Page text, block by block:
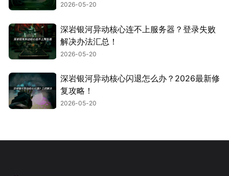
2026-05-20
深岩银河异动核心连不上服务器？登录失败
解决办法汇总！
2026-05-20
深岩银河异动核心闪退怎么办？2026最新修
复攻略！
2026-05-20